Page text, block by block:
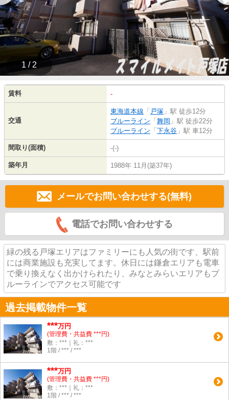
1 / 2
賃料 -
交通
東海道本線 「 戸塚 」駅 徒歩12分
ブルーライン 「 舞岡 」駅 徒歩22分
ブルーライン 「 下永谷 」駅 車12分
間取り(面積) -(-)
築年月 1988年 11月(築37年)
メールでお問い合わせする(無料)
電話でお問い合わせする
緑の残る戸塚エリアはファミリーにも人気の街です、駅前
には商業施設も充実してます。休日には鎌倉エリアも電車
で乗り換えなく出かけられたり、みなとみらいエリアもブ
ルーラインでアクセス可能です
過去掲載物件一覧
***万円
(管理費・共益費 ***円)
敷：***｜礼：***
1階 / *** / ***
***万円
(管理費・共益費 ***円)
敷：***｜礼：***
1階 / *** / ***